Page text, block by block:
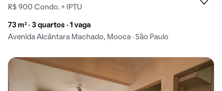
R$ 900 Condo. + IPTU
73 m² · 3 quartos · 1 vaga
Avenida Alcântara Machado, Mooca · São Paulo